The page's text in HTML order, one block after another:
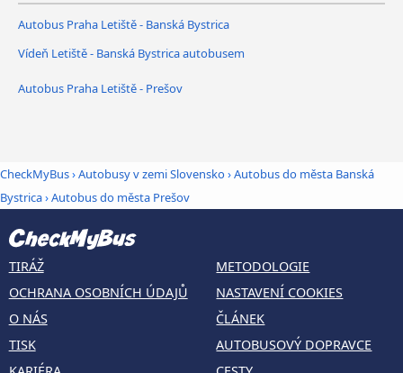
Autobus Praha Letiště - Banská Bystrica
Vídeň Letiště - Banská Bystrica autobusem
Autobus Praha Letiště - Prešov
CheckMyBus›Autobusy v zemi Slovensko›Autobus do města Banská
Bystrica›Autobus do města Prešov
TIRÁŽ
OCHRANA OSOBNÍCH ÚDAJŮ
O NÁS
TISK
METODOLOGIE
NASTAVENÍ COOKIES
ČLÁNEK
AUTOBUSOVÝ DOPRAVCE